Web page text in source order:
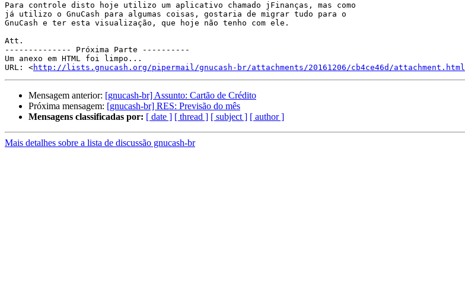
Para controle disto hoje utilizo um aplicativo chamado jFinanças, mas como
já utilizo o GnuCash para algumas coisas, gostaria de migrar tudo para o
GnuCash e ter esta visualização, que hoje não tenho com ele.
Att.
-------------- Próxima Parte ----------
Um anexo em HTML foi limpo...
URL: <http://lists.gnucash.org/pipermail/gnucash-br/attachments/20161206/cb4ce46d/attachment.html
Mensagem anterior: [gnucash-br] Assunto: Cartão de Crédito
Próxima mensagem: [gnucash-br] RES: Previsão do mês
Mensagens classificadas por: [ date ] [ thread ] [ subject ] [ author ]
Mais detalhes sobre a lista de discussão gnucash-br